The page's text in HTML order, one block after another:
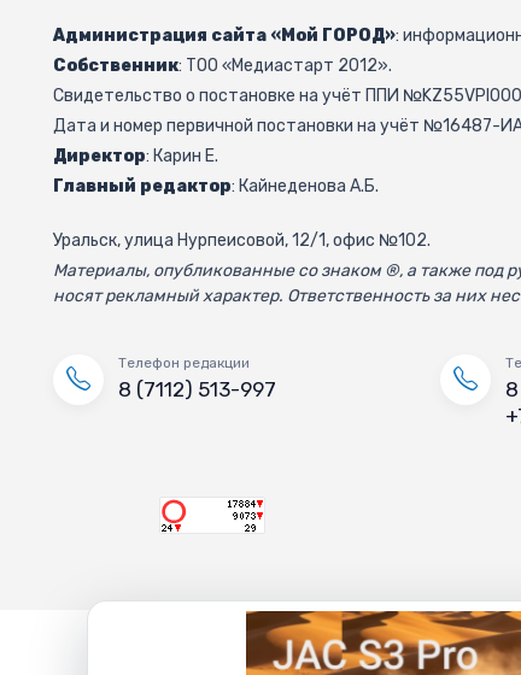
Администрация сайта «Мой ГОРОД»:
Собственник: ТОО «Медиастарт 2012».
Свидетельство о постановке на учёт ППИ
Дата и номер первичной постановки на учёт №16487-
Директор: Карин Е.
Главный редактор: Кайнеденова А.Б.
Уральск, улица Нурпеисовой, 12/1, офис №102.
Материалы, опубликованные со знаком ®, а также
носят рекламный характер. Ответственность за них
Телефон редакции
8 (7112) 513-997